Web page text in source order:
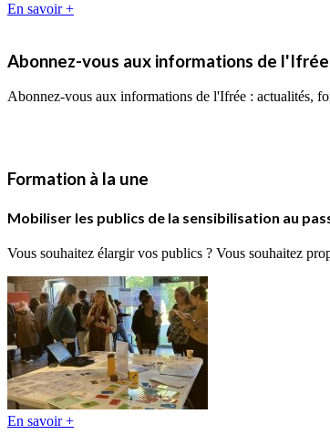
En savoir +
Abonnez-vous aux informations de l'Ifrée
Abonnez-vous aux informations de l'Ifrée : actualités,
Formation à la une
Mobiliser les publics de la sensibilisation au
Vous souhaitez élargir vos publics ? Vous souhaitez
En savoir +